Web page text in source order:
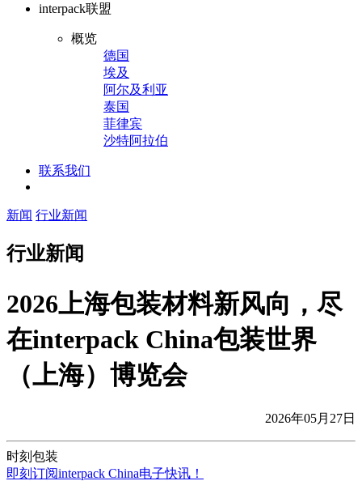
interpack联盟
概览
德国
埃及
阿尔及利亚
泰国
菲律宾
沙特阿拉伯
联系我们
新闻 行业新闻
行业新闻
2026上海包装材料新风向，尽
在interpack China包装世界
（上海）博览会
2026年05月27日
时刻包装
即刻订阅interpack China电子快讯！